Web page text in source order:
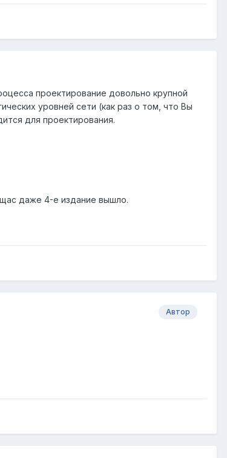
проектирование довольно крупной
уровней сети (как раз о том, что Вы
для проектирования.
даже 4-е издание вышло.
Автор